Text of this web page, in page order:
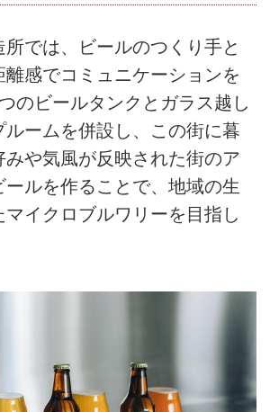
できる、溝の口初のブルワリー＆
タップルームです。
では、ビールのつくり手と
感でコミュニケーションを
のビールタンクとガラス越し
ルームを併設し、この街に暮
みや気風が反映された街のア
ールを作ることで、地域の生
イクロブルワリーを目指し